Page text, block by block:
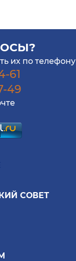
их по телефону
61
49
СОВЕТ